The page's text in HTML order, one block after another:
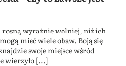
rosną wyraźnie wolniej, niż ich
mieć wiele obaw. Boją się
swoje miejsce wśród
wierzyło [...]